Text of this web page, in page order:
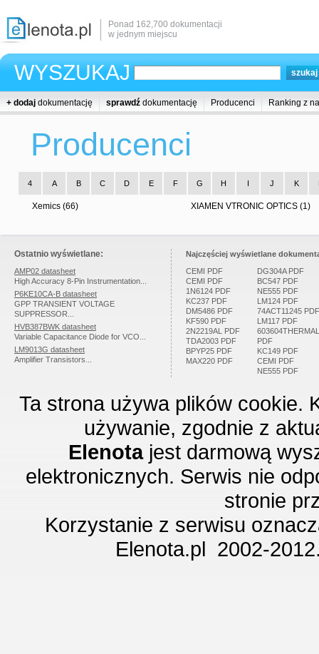
Ponad 162,700 dokumentacji
w jednym miejscu
WYSZUKAJ
+ dodaj dokumentację sprawdź dokumentację Producenci Ranking z
Producenci
4 A B C D E F G H I J K
Xemics (66) XIAMEN VTRONIC OPTICS (1)
Ostatnio wyświetlane:
AMP02 datasheet
High Accuracy 8-Pin Instrumentation...
P6KE10CA-B datasheet
GPP TRANSIENT VOLTAGE
SUPPRESSOR...
HVB387BWK datasheet
Variable Capacitance Diode for VCO...
LM9013G datasheet
Amplifier Transistors...
Najczęściej wyświetlane
CEMI PDF
CEMI PDF
1N6124 PDF
KC237 PDF
DM5486 PDF
KF590 PDF
2N2219AL PDF
TDA2003 PDF
BPYP25 PDF
MAX220 PDF
DG304A PDF
BC547 PDF
NE555 PDF
LM124 PDF
74ACT11245 PDF
LM117 PDF
603604THERMAL
PDF
KC149 PDF
CEMI PDF
NE555 PDF
Ta strona używa plików cookie.
używanie, zgodnie z
Elenotajest darmową
elektronicznych. Serwis nie
stronie
Korzystanie z serwisu
Elenota.pl 2002-